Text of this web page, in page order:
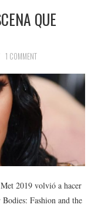
QUE
1 COMMENT
2019 volvió a hacer
Fashion and the